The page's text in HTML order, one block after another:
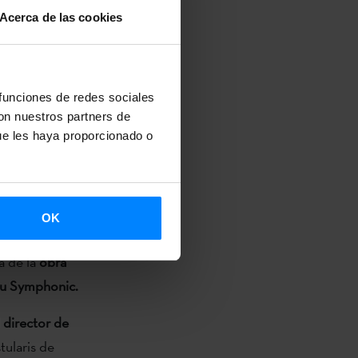
Acerca de las cookies
de redes sociales
nuestros partners de
les haya proporcionado o
OK
txistu y
será el
conciertos
el
los
de laobra
Symphonic.
director de
de